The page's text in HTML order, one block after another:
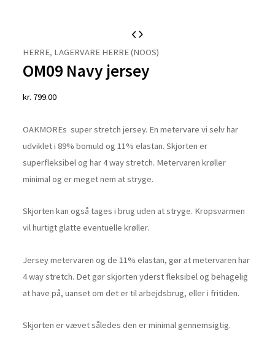
HERRE, LAGERVARE HERRE (NOOS)
OM09 Navy jersey
kr. 799.00
OAKMOREs super stretch jersey. En metervare vi selv har
udviklet i 89% bomuld og 11% elastan. Skjorten er
superfleksibel og har 4 way stretch. Metervaren krøller
minimal og er meget nem at stryge.
Skjorten kan også tages i brug uden at stryge. Kropsvarmen
vil hurtigt glatte eventuelle krøller.
Jersey metervaren og de 11% elastan, gør at metervaren har
4 way stretch. Det gør skjorten yderst fleksibel og behagelig
at have på, uanset om det er til arbejdsbrug, eller i fritiden.
Skjorten er vævet således den er minimal gennemsigtig.
Navy
jersey